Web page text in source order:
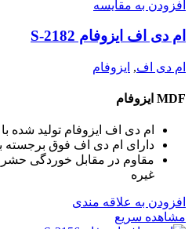
افزودن به مقایسه
ام دی اف ایزوفام S-2182
ام دی اف, ایزوفام
MDF ایزوفام
ام دی اف ایزوفام تولید شده
دارای ام دی اف فوق برجسته
مقاوم در مقابل خوردگی
غیره
افزودن به علاقه مندی
مشاهده سریع